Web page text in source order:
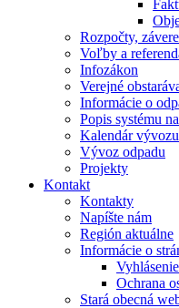
Rozpočty,
Voľby a
Infozákon
Verejné
Informácie o
Popis systému
Kalendár
Vývoz odpadu
Projekty
Kontakt
Kontakty
Napíšte nám
Región aktuálne
Informácie o
Ochrana
Stará obecná